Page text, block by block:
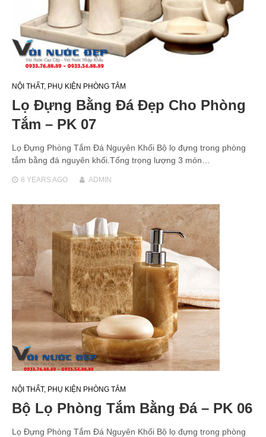
NỘI THẤT, PHỤ KIỆN PHÒNG TẮM
Lọ Đựng Bằng Đá Đẹp Cho Phòng
Tắm – PK 07
Lọ Đựng Phòng Tắm Đá Nguyên Khối Bộ lọ đựng trong phòng
tắm bằng đá nguyên khối.Tổng trọng lượng 3 món…
8 YEARSAGO ADMIN
NỘI THẤT, PHỤ KIỆN PHÒNG TẮM
Bộ Lọ Phòng Tắm Bằng Đá – PK 06
Lọ Đựng Phòng Tắm Đá Nguyên Khối Bộ lọ đựng trong phòng